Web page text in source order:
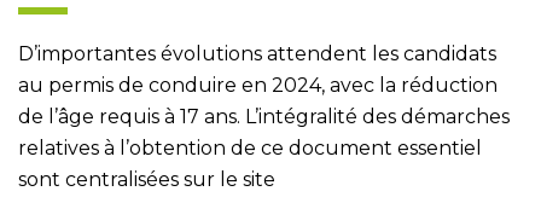
D’importantes évolutions attendent les candidats
au permis de conduire en 2024, avec la réduction
de l’âge requis à 17 ans. L’intégralité des démarches
relatives à l’obtention de ce document essentiel
sont centralisées sur le site